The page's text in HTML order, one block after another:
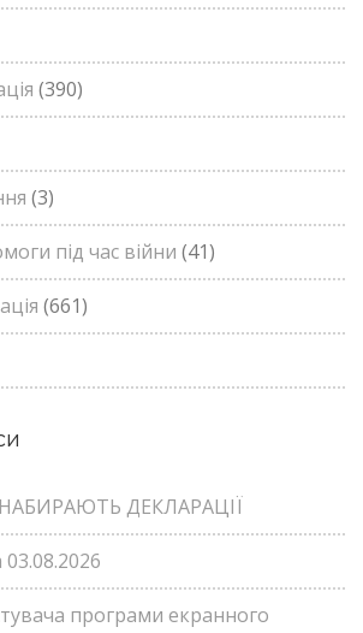
(390)
(3)
під час війни (41)
(661)
НАБИРАЮТЬ ДЕКЛАРАЦІЇ
програми екранного